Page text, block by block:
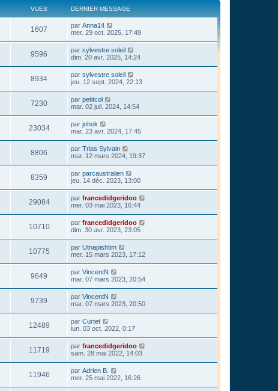
VUES DERNIER MESSAGE
1607 par Anna14
mer. 29 oct. 2025, 17:49
9596 par sylvestre soleil
dim. 20 avr. 2025, 14:24
8934 par sylvestre soleil
jeu. 12 sept. 2024, 22:13
7230 par petitcol
mar. 02 juil. 2024, 14:54
23034 par johok
mar. 23 avr. 2024, 17:45
8806 par Trias Sylvain
mar. 12 mars 2024, 19:37
8359 par parcaustralien
jeu. 14 déc. 2023, 13:00
29084 par francedidgeridoo
mer. 03 mai 2023, 16:44
10710 par francedidgeridoo
dim. 30 avr. 2023, 23:05
10775 par Utnapishtim
mer. 15 mars 2023, 17:12
9649 par VincentN
mar. 07 mars 2023, 20:54
9739 par VincentN
mar. 07 mars 2023, 20:50
12489 par Curtet
lun. 03 oct. 2022, 0:17
11719 par francedidgeridoo
sam. 28 mai 2022, 14:03
11946 par Adrien B.
mer. 25 mai 2022, 16:26